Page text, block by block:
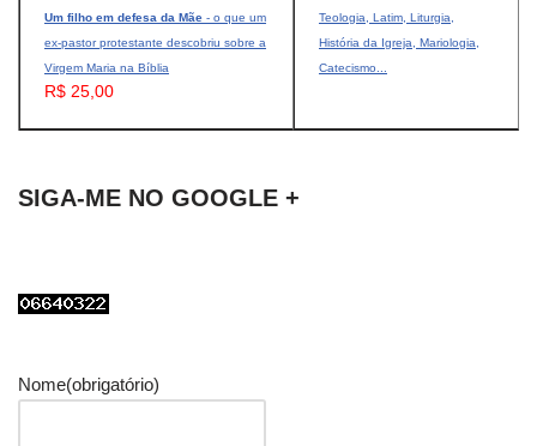
Um filho em defesa da Mãe - o que um
ex-pastor protestante descobriu sobre a
Virgem Maria na Bíblia
R$ 25,00
Teologia, Latim, Liturgia,
História da Igreja, Mariologia,
Catecismo...
SIGA-ME NO GOOGLE +
Nome(obrigatório)